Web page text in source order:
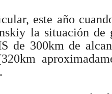
este año
la situación de
de 300km de